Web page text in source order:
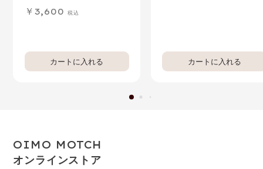
3,600
OIMO MOTCH
オンラインストア